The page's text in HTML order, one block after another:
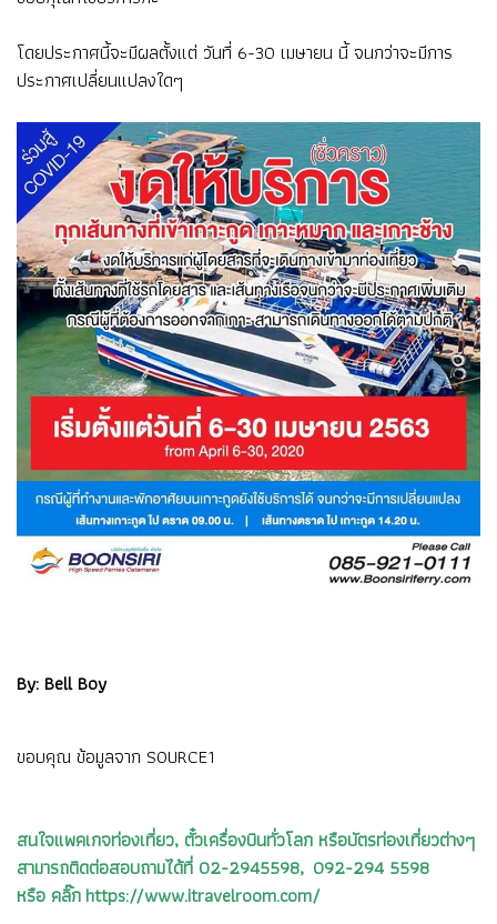
โดยประกาศนี้จะมีผลตั้งแต่ วันที่ 6-30 เมษายน นี้ จนกว่าจะมีการ
ประกาศเปลี่ยนแปลงใดๆ
By: Bell Boy
ขอบคุณ ข้อมูลจาก SOURCE1
สนใจแพคเกจท่องเที่ยว, ตั๋วเครื่องบินทั่วโลก หรือบัตรท่องเที่ยวต่างๆ
สามารถติดต่อสอบถามได้ที่ 02-2945598, 092-294 5598
หรือ คลิ๊ก https://www.itravelroom.com/